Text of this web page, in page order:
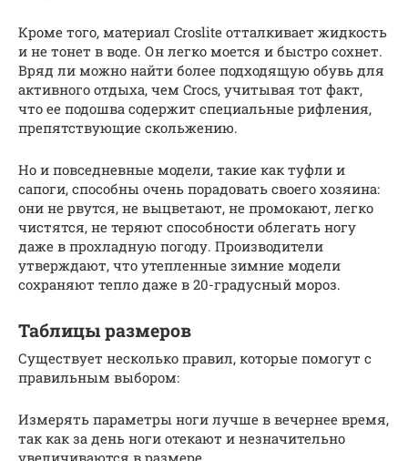
Кроме того, материал Croslite отталкивает жидкость
и не тонет в воде. Он легко моется и быстро сохнет.
Вряд ли можно найти более подходящую обувь для
активного отдыха, чем Crocs, учитывая тот факт,
что ее подошва содержит специальные рифления,
препятствующие скольжению.
Но и повседневные модели, такие как туфли и
сапоги, способны очень порадовать своего хозяина:
они не рвутся, не выцветают, не промокают, легко
чистятся, не теряют способности облегать ногу
даже в прохладную погоду. Производители
утверждают, что утепленные зимние модели
сохраняют тепло даже в 20-градусный мороз.
Таблицы размеров
Существует несколько правил, которые помогут с
правильным выбором:
Измерять параметры ноги лучше в вечернее время,
так как за день ноги отекают и незначительно
увеличиваются в размере